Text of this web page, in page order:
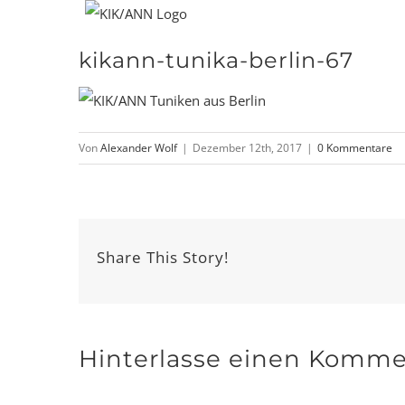
kikann-tunika-berlin-67
VonAlexander Wolf | Dezember 12th, 2017 | 0 Kommentare
Share This Story!
Hinterlasse einen